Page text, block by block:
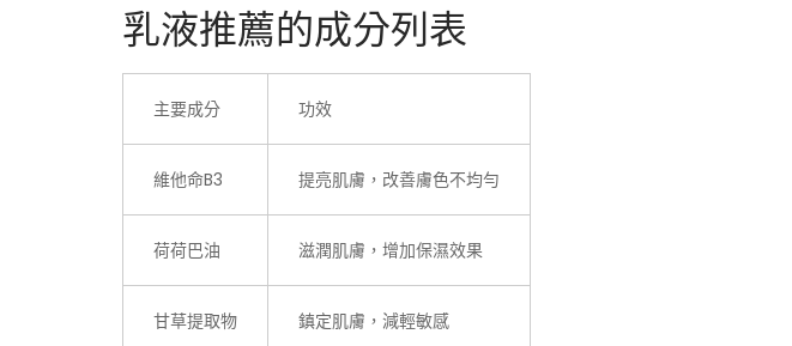
乳液推薦的成分列表
主要成分 功效
維他命B3 提亮肌膚，改善膚色不均勻
荷荷巴油 滋潤肌膚，增加保濕效果
甘草提取物 鎮定肌膚，減輕敏感